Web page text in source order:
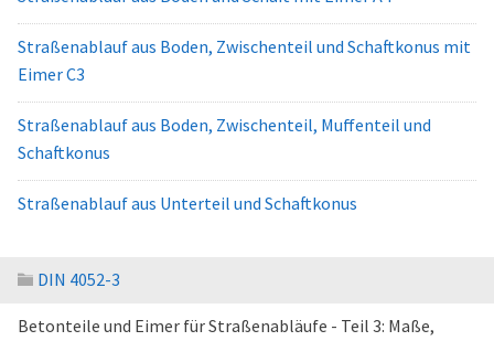
Straßenablauf aus Boden, Zwischenteil und Schaftkonus mit
Eimer C3
Straßenablauf aus Boden, Zwischenteil, Muffenteil und
Schaftkonus
Straßenablauf aus Unterteil und Schaftkonus
DIN 4052-3
Betonteile und Eimer für Straßenabläufe - Teil 3: Maße,